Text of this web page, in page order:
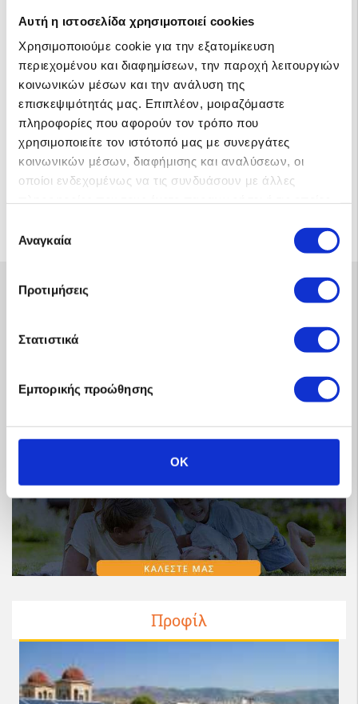
Αυτή η ιστοσελίδα χρησιμοποιεί cookies
Χρησιμοποιούμε cookie για την εξατομίκευση
περιεχομένου και διαφημίσεων, την παροχή λειτουργιών
κοινωνικών μέσων και την ανάλυση της
επισκεψιμότητάς μας. Επιπλέον, μοιραζόμαστε
πληροφορίες που αφορούν τον τρόπο που
χρησιμοποιείτε τον ιστότοπό μας με συνεργάτες
κοινωνικών μέσων, διαφήμισης και αναλύσεων, οι
οποίοι ενδεχομένως να τις συνδυάσουν με άλλες
των υπηρεσιών τους.
συγκατάθεσης
Αναγκαία
Προτιμήσεις
Στατιστικά
Εμπορικής προώθησης
OK
Αυτόνομο 10-23kWh !!
Ψυγείο-Φώτα-TV-A/C-PC-Πλυντήριο-Κουζίνα κα. 9.550€
ΜΕ ΦΠΑ, Με Εγκατάσταση!
Αν σας ενδιαφέρει να ενημερωθείτε για
φωτοβολταϊκάσυστήματα ή σχετικά μετιμές για
αυτόνομα φωτοβολταϊκάκαλέστε μας στο
2103217895.
άρθρο του ιδρυτή και γεν. δντη της MP-Energy κ. Μιχαήλ Πέτσιου,
Διπλ. Ηλεκτρολόγου Μηχανικού ΕΜΠ, Διδάκτορος ΕΜΠ
Προφίλ